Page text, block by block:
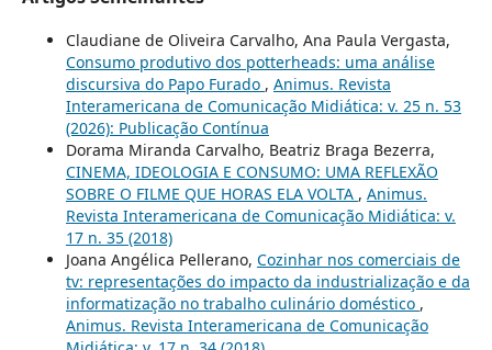
Claudiane de Oliveira Carvalho, Ana Paula Vergasta,
Consumo produtivo dos potterheads: uma análise
discursiva do Papo Furado , Animus. Revista
Interamericana de Comunicação Midiática: v. 25 n. 53
(2026): Publicação Contínua
Dorama Miranda Carvalho, Beatriz Braga Bezerra,
CINEMA, IDEOLOGIA E CONSUMO: UMA REFLEXÃO
SOBRE O FILME QUE HORAS ELA VOLTA , Animus.
Revista Interamericana de Comunicação Midiática: v.
17 n. 35 (2018)
Joana Angélica Pellerano, Cozinhar nos comerciais de
tv: representações do impacto da industrialização e da
informatização no trabalho culinário doméstico ,
Animus. Revista Interamericana de Comunicação